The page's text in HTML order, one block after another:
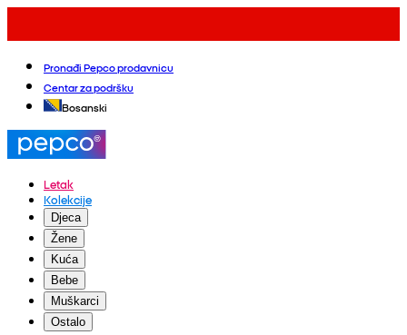
Pronađi Pepco prodavnicu
Centar za podršku
Bosanski
Letak
Kolekcije
Djeca
Žene
Kuća
Bebe
Muškarci
Ostalo